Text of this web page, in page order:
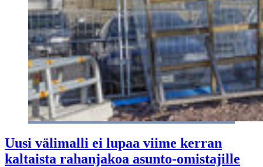
Uusi välimalli ei lupaa viime kerran
kaltaista rahanjakoa asunto-omistajille